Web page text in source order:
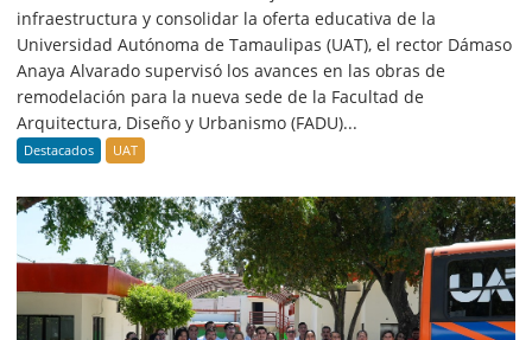
infraestructura y consolidar la oferta educativa de la
Universidad Autónoma de Tamaulipas (UAT), el rector Dámaso
Anaya Alvarado supervisó los avances en las obras de
remodelación para la nueva sede de la Facultad de
Arquitectura, Diseño y Urbanismo (FADU)...
Destacados UAT